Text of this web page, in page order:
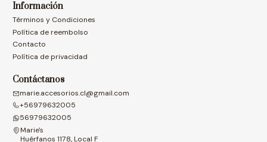
Información
Términos y Condiciones
Política de reembolso
Contacto
Política de privacidad
Contáctanos
marie.accesorios.cl@gmail.com
+56979632005
56979632005
Marie's
Huérfanos 1178, Local F